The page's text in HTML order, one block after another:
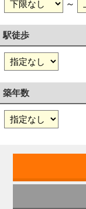
～
駅徒歩
築年数